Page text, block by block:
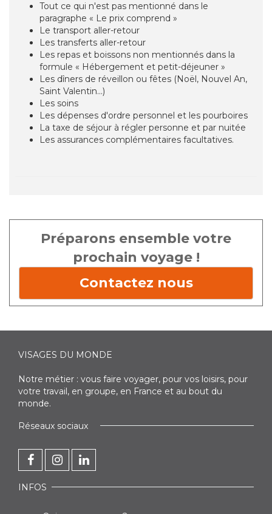
Tout ce qui n'est pas mentionné dans le
paragraphe « Le prix comprend »
Le transport aller-retour
Les transferts aller-retour
Les repas et boissons non mentionnés dans la
formule « Hébergement et petit-déjeuner »
Les dîners de réveillon ou fêtes (Noël, Nouvel An,
Saint Valentin...)
Les soins
Les dépenses d'ordre personnel et les pourboires
La taxe de séjour à régler personne et par nuitée
Les assurances complémentaires facultatives.
Préparons ensemble votre
prochain voyage !
Contactez nous
VISAGES DU MONDE
Notre métier : vous faire voyager, pour vos loisirs, pour
votre travail, en groupe, en France et au bout du
monde.
Réseaux sociaux
INFOS